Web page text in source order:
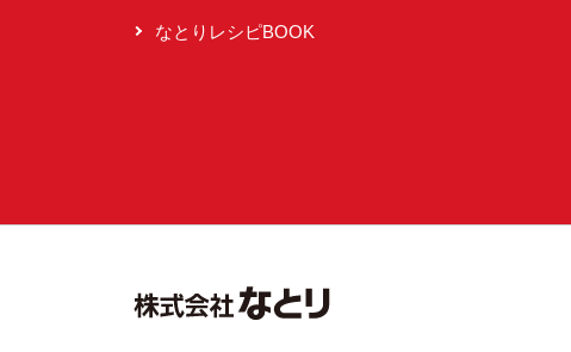
なとりレシピBOOK